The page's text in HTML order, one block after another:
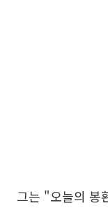
그는 "오늘의 봉